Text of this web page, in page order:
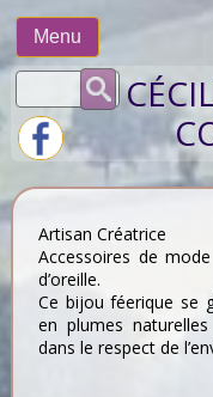
Menu
Rechercher :
Artisan Créatrice
Accessoires de
d’oreille.
Ce bijou féerique se
en plumes
dans le respect de